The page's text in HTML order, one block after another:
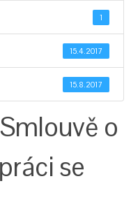
1
15.4.2017
15.8.2017
o
se